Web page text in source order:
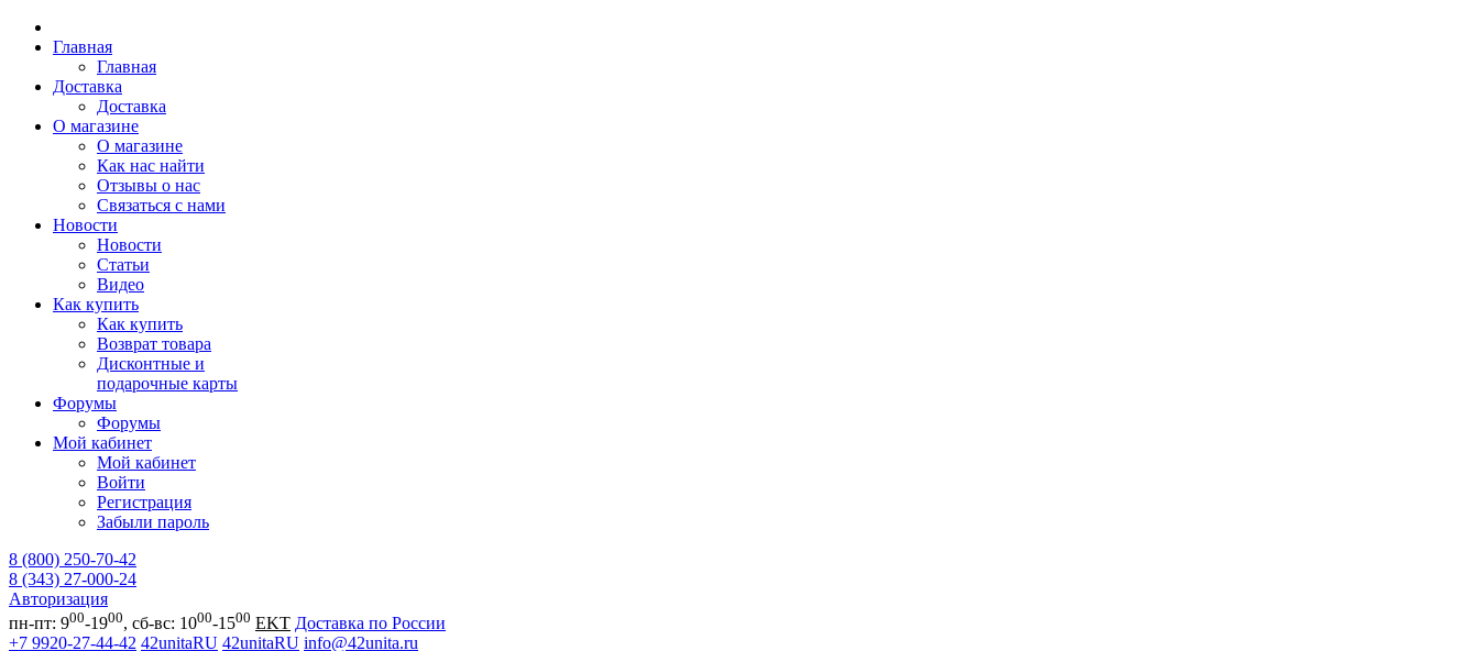
Главная
Главная
Доставка
Доставка
О магазине
О магазине
Как нас найти
Отзывы о нас
Связаться с нами
Новости
Новости
Статьи
Видео
Как купить
Как купить
Возврат товара
Дисконтные и
подарочные карты
Форумы
Форумы
Мой кабинет
Мой кабинет
Войти
Регистрация
Забыли пароль
8 (800) 250-70-42
8 (343) 27-000-24
Авторизация
пн-пт: 900-1900, сб-вс: 1000-1500 EKT Доставка по России
+7 9920-27-44-42 42unitaRU 42unitaRU info@42unita.ru